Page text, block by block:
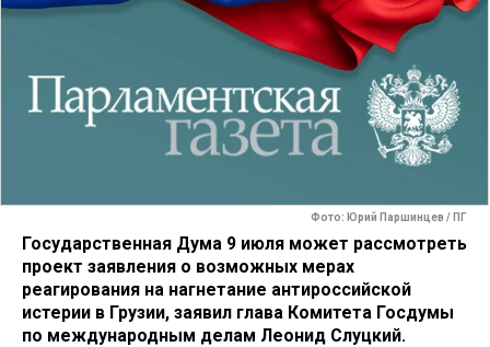
Фото: Юрий Паршинцев / ПГ
Государственная Дума 9 июля может рассмотреть
проект заявления о возможных мерах
реагирования на нагнетание антироссийской
истерии в Грузии, заявил глава Комитета Госдумы
по международным делам Леонид Слуцкий.